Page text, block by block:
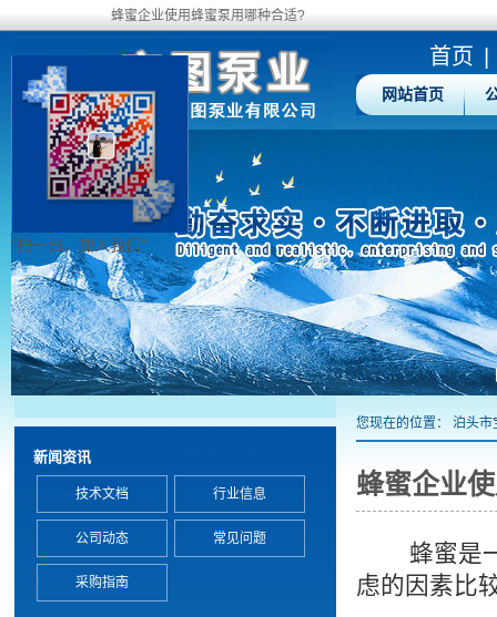
蜂蜜企业使用蜂蜜泵用哪种合适?
首页
网站首页
您现在的位置： 泊头市
蜂蜜企业
蜂蜜是一
虑的因素比
新闻资讯
技术文档 行业信息
公司动态 常见问题
采购指南
"扫一扫，加入我们"